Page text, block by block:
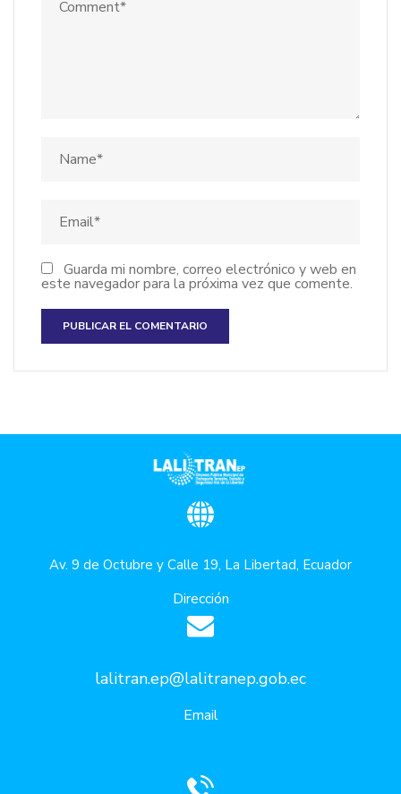
Guarda mi nombre, correo electrónico y web en
este navegador para la próxima vez que comente.
Av. 9 de Octubre y Calle 19, La Libertad, Ecuador
Dirección
lalitran.ep@lalitranep.gob.ec
Email